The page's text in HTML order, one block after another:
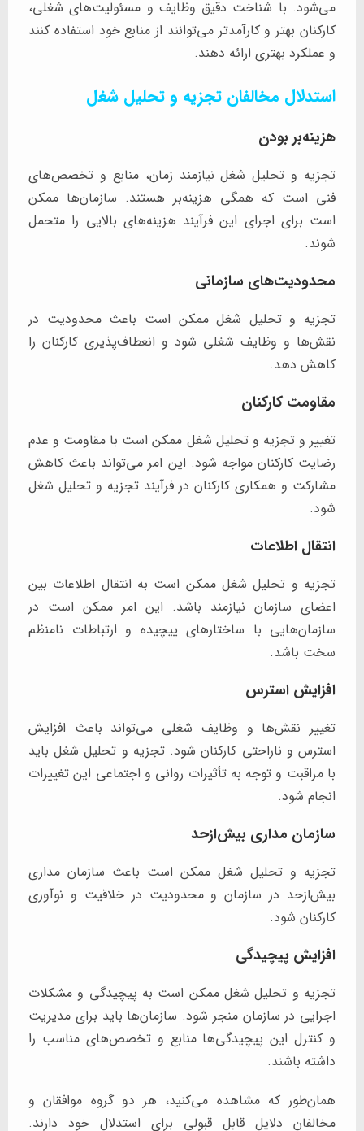
می‌شود. با شناخت دقیق وظایف و مسئولیت‌های شغلی،
کارکنان بهتر و کارآمدتر می‌توانند از منابع خود استفاده کنند
و عملکرد بهتری ارائه دهند.
استدلال مخالفان تجزیه و تحلیل شغل
هزینه‌بر بودن
تجزیه و تحلیل شغل نیازمند زمان، منابع و تخصص‌های
فنی است که همگی هزینه‌بر هستند. سازمان‌ها ممکن
است برای اجرای این فرآیند هزینه‌های بالایی را متحمل
شوند.
محدودیت‌های سازمانی
تجزیه و تحلیل شغل ممکن است باعث محدودیت در
نقش‌ها و وظایف شغلی شود و انعطاف‌پذیری کارکنان را
کاهش دهد.
مقاومت کارکنان
تغییر و تجزیه و تحلیل شغل ممکن است با مقاومت و عدم
رضایت کارکنان مواجه شود. این امر می‌تواند باعث کاهش
مشارکت و همکاری کارکنان در فرآیند تجزیه و تحلیل شغل
شود.
انتقال اطلاعات
تجزیه و تحلیل شغل ممکن است به انتقال اطلاعات بین
اعضای سازمان نیازمند باشد. این امر ممکن است در
سازمان‌هایی با ساختارهای پیچیده و ارتباطات نامنظم
سخت باشد.
افزایش استرس
تغییر نقش‌ها و وظایف شغلی می‌تواند باعث افزایش
استرس و ناراحتی کارکنان شود. تجزیه و تحلیل شغل باید
با مراقبت و توجه به تأثیرات روانی و اجتماعی این تغییرات
انجام شود.
سازمان‌ مداری بیش‌ازحد
تجزیه و تحلیل شغل ممکن است باعث سازمان‌ مداری
بیش‌ازحد در سازمان و محدودیت در خلاقیت و نوآوری
کارکنان شود.
افزایش پیچیدگی
تجزیه و تحلیل شغل ممکن است به پیچیدگی و مشکلات
اجرایی در سازمان منجر شود. سازمان‌ها باید برای مدیریت
و کنترل این پیچیدگی‌ها منابع و تخصص‌های مناسب را
داشته باشند.
همان‌طور که مشاهده می‌کنید، هر دو گروه موافقان و
مخالفان دلایل قابل قبولی برای استدلال خود دارند.